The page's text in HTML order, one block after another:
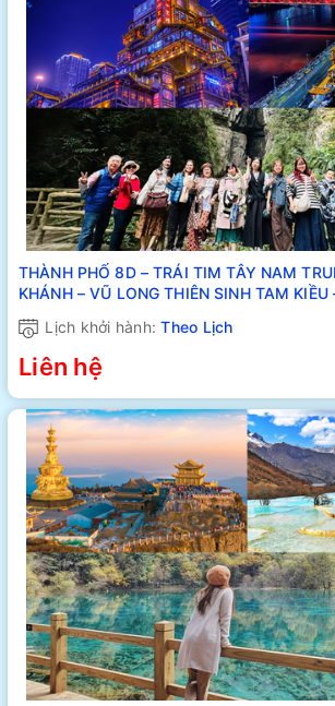
THÀNH PHỐ 8D – TRÁI TIM TÂY NAM
KHÁNH – VŨ LONG THIÊN SINH TAM KIỀU
Lịch khởi hành:Theo Lịch
Liên hệ